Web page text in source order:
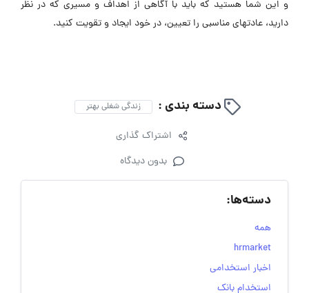
و این شما هستید که باید با آگاهی از اهداف و مسیری که در نظر
دارید، عادتهای مناسبی را تعیین، در خود ایجاد و تقویت کنید.
دسته بندی : زندگی شغلی بهتر
اشتراک گذاری
بدون دیدگاه
دسته‌ها:
همه
hrmarket
اخبار استخدامی
استخدام بانک